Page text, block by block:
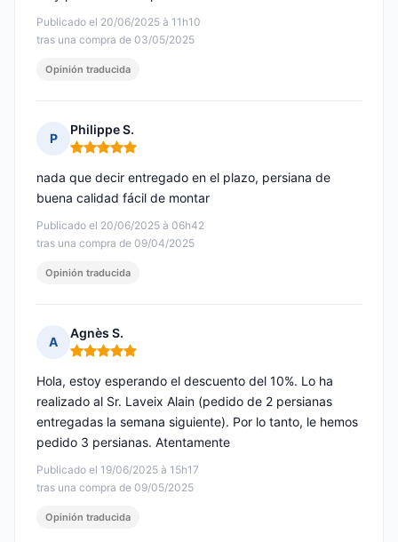
Publicado el 20/06/2025 à 11h10
tras una compra de 03/05/2025
Opinión traducida
P
Philippe S.
Nota: 5 de 5
Publicado el 20/06/2025 à 06h42
tras una compra de 09/04/2025
nada que decir entregado en el plazo, persiana de
buena calidad fácil de montar
Opinión traducida
A
Agnès S.
Nota: 5 de 5
Publicado el 19/06/2025 à 15h17
tras una compra de 09/05/2025
Hola, estoy esperando el descuento del 10%. Lo ha
realizado al Sr. Laveix Alain (pedido de 2 persianas
entregadas la semana siguiente). Por lo tanto, le hemos
pedido 3 persianas. Atentamente
Opinión traducida